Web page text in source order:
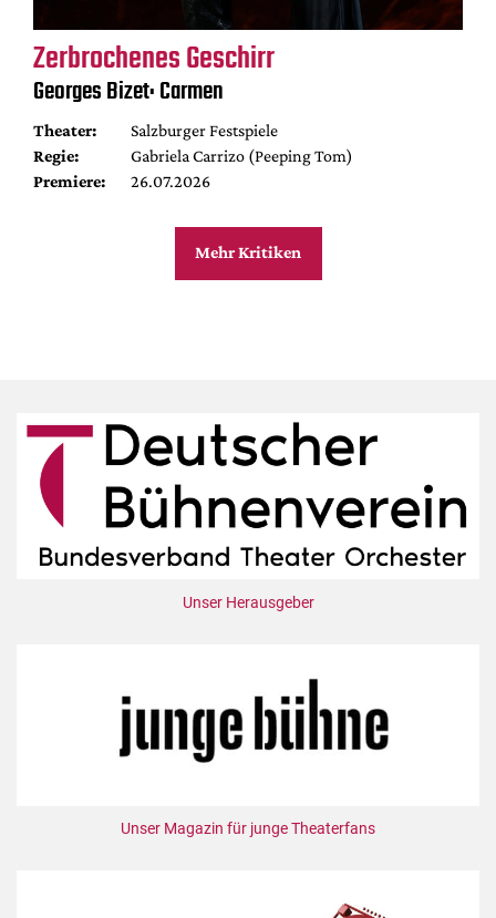
Zerbrochenes Geschirr
Georges Bizet: Carmen
Theater:
Salzburger Festspiele
Regie:
Gabriela Carrizo (Peeping Tom)
Premiere:
26.07.2026
Mehr Kritiken
Unser Herausgeber
Unser Magazin für junge Theaterfans